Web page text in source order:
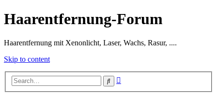
Haarentfernung-Forum
Haarentfernung mit Xenonlicht, Laser, Wachs, Rasur, ....
Skip to content
Search